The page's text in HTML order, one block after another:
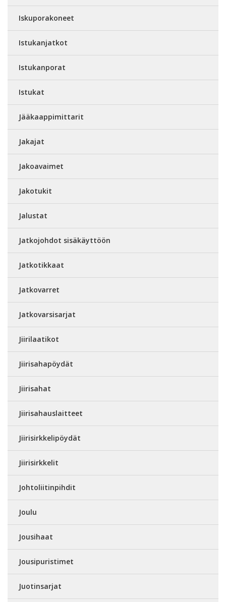
Iskuporakoneet
Istukanjatkot
Istukanporat
Istukat
Jääkaappimittarit
Jakajat
Jakoavaimet
Jakotukit
Jalustat
Jatkojohdot sisäkäyttöön
Jatkotikkaat
Jatkovarret
Jatkovarsisarjat
Jiirilaatikot
Jiirisahapöydät
Jiirisahat
Jiirisahauslaitteet
Jiirisirkkelipöydät
Jiirisirkkelit
Johtoliitinpihdit
Joulu
Jousihaat
Jousipuristimet
Juotinsarjat